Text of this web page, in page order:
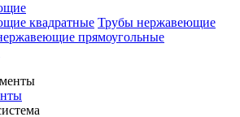
квадратные Трубы нержавеющие
прямоугольные